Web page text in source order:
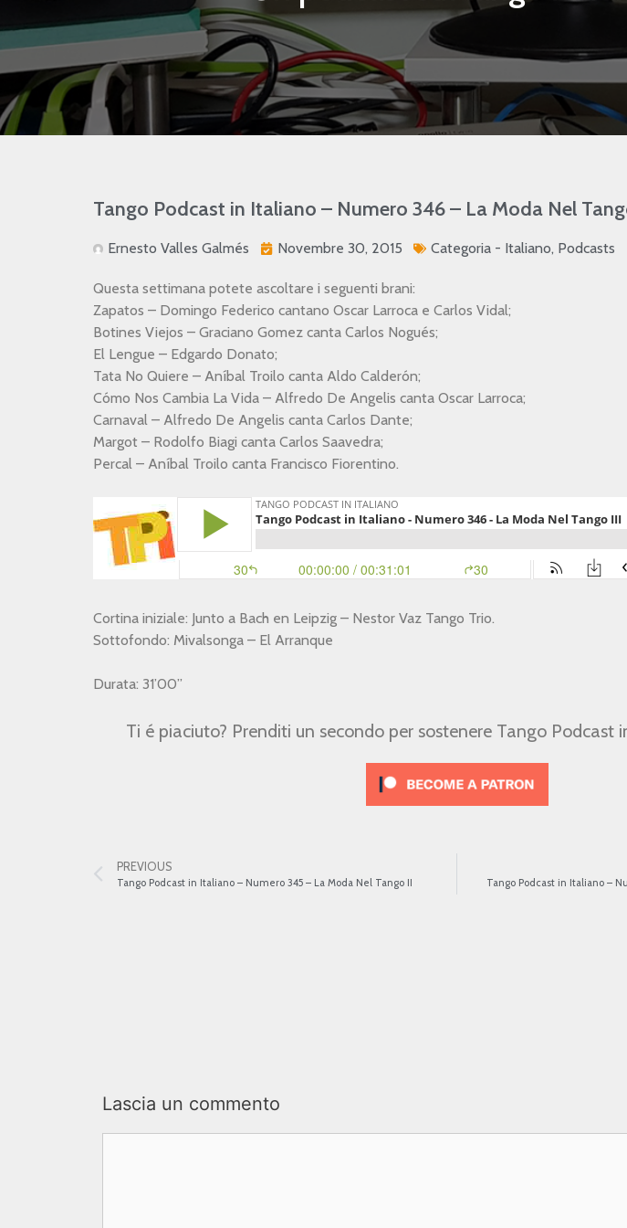
Tango Podcast in Italiano – Numero 346 – La Moda Nel
Ernesto Valles Galmés Novembre 30, 2015 Categoria - Italiano, Podcasts
Questa settimana potete ascoltare i seguenti brani:
Zapatos – Domingo Federico cantano Oscar Larroca e Carlos Vidal;
Botines Viejos – Graciano Gomez canta Carlos Nogués;
El Lengue – Edgardo Donato;
Tata No Quiere – Aníbal Troilo canta Aldo Calderón;
Cómo Nos Cambia La Vida – Alfredo De Angelis canta Oscar Larroca;
Carnaval – Alfredo De Angelis canta Carlos Dante;
Margot – Rodolfo Biagi canta Carlos Saavedra;
Percal – Aníbal Troilo canta Francisco Fiorentino.
Cortina iniziale: Junto a Bach en Leipzig – Nestor Vaz Tango Trio.
Sottofondo: Mivalsonga – El Arranque
Durata: 31’00”
Ti é piaciuto? Prenditi un secondo per sostenere Tango Podcast
PREVIOUS
Tango Podcast in Italiano – Numero 345 – La Moda Nel Tango II Tango Podcast in Italiano –
Lascia un commento